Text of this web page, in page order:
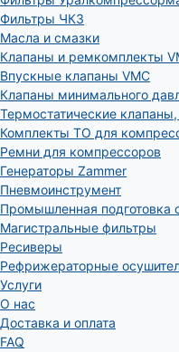
Фильтры ЧКЗ
Масла и смазки
Клапаны и ремкомплекты
Впускные клапаны VMC
Клапаны минимального
Термостатические
Комплекты ТО для
Ремни для компрессоров
Генераторы Zammer
Пневмоинструмент
Промышленная подготовка
Магистральные фильтры
Ресиверы
Рефрижераторные
Услуги
О нас
Доставка и оплата
FAQ